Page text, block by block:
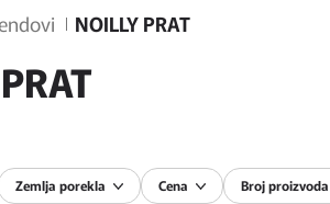
NOILLY PRAT
Zemlja porekla Cena Broj proizvoda